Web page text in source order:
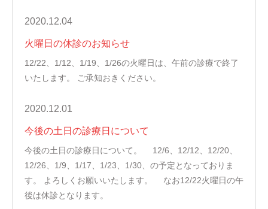
2020.12.04
火曜日の休診のお知らせ
12/22、1/12、1/19、1/26の火曜日は、午前の診療で終了
いたします。 ご承知おきください。
2020.12.01
今後の土日の診療日について
今後の土日の診療日について。 12/6、12/12、12/20、
12/26、1/9、1/17、1/23、1/30、の予定となっておりま
す。 よろしくお願いいたします。 なお12/22火曜日の午
後は休診となります。